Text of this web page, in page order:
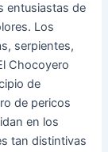
entusiastas de
Los
serpientes,
Chocoyero
de
de pericos
en los
tan distintivas